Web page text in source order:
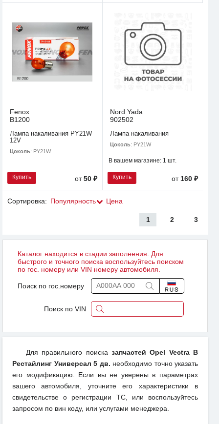
Fenox
B1200
Лампа накаливания PY21W
12V
Цоколь: PY21W
Купить от50 ₽
Nord Yada
902502
Лампа накаливания
Цоколь: PY21W
В вашем магазине: 1 шт.
Купить от 160 ₽
Сортировка: Популярность Цена
1 2 3
Каталог находится в стадии заполнения. Для
быстрого и точного поиска воспользуйтесь поиском
по гос. номеру или VIN номеру автомобиля.
Поиск по гос.номеру
Поиск по VIN
Для правильного поиска запчастей Opel Vectra B
Рестайлинг Универсал 5 дв. необходимо точно указать
его модификацию. Если вы не уверены в параметрах
вашего автомобиля, уточните его характеристики в
свидетельстве о регистрации ТС, или воспользуйтесь
запросом по вин коду, или услугами менеджера.